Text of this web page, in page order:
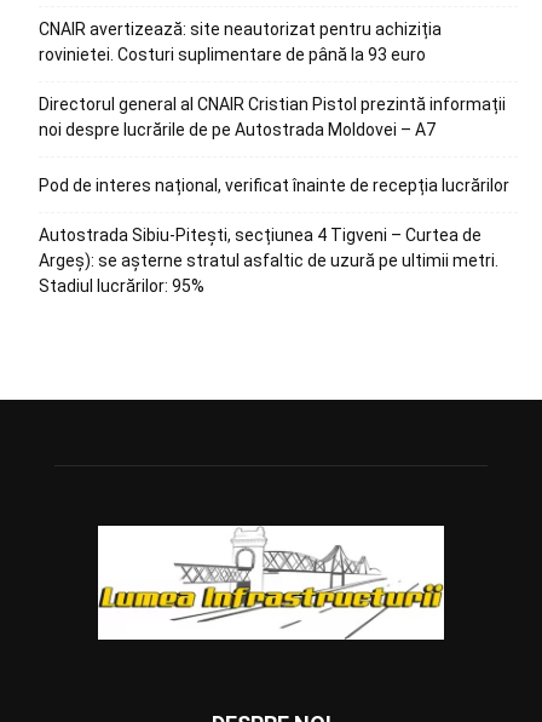
CNAIR avertizează: site neautorizat pentru achiziția
rovinietei. Costuri suplimentare de până la 93 euro
Directorul general al CNAIR Cristian Pistol prezintă informații
noi despre lucrările de pe Autostrada Moldovei – A7
Pod de interes național, verificat înainte de recepția lucrărilor
Autostrada Sibiu-Pitești, secțiunea 4 Tigveni – Curtea de
Argeș): se așterne stratul asfaltic de uzură pe ultimii metri.
Stadiul lucrărilor: 95%